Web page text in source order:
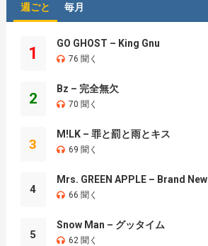
週ごと 毎月
1
GO GHOST – King Gnu
76 聞く
2
Bz – 完全無欠
70 聞く
3
M!LK – 罪と罰と雨とキス
69 聞く
4
Mrs. GREEN APPLE – Brand New
66 聞く
5
Snow Man – グッタイム
62 聞く